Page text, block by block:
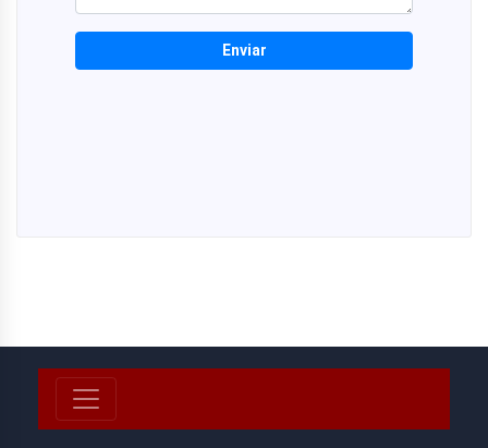
Enviar